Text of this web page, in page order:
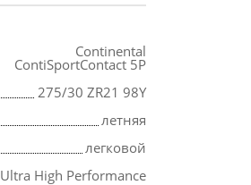
Continental
ContiSportContact 5P
275/30 ZR21 98Y
летняя
легковой
Ultra High Performance